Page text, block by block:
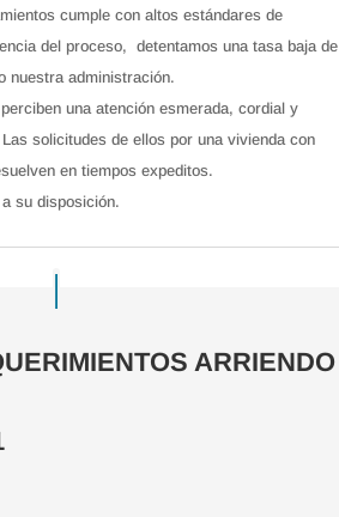
cumple con altos estándares de
del proceso, detentamos una tasa baja de
nuestra administración.
una atención esmerada, cordial y
solicitudes de ellos por una vivienda con
en tiempos expeditos.
su disposición.
ARRIENDO